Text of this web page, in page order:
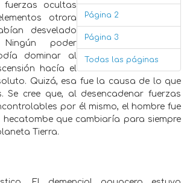
Página 2
Página 3
Todas las páginas
ocultas
otrora
desvelado
poder
dominar al
hacía el
Quizá, esa fue la causa de lo que
Se cree que, al desencadenar fuerzas
por él mismo, el hombre fue
que cambiaría para siempre
Tierra.